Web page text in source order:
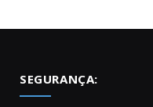
SEGURANÇA: